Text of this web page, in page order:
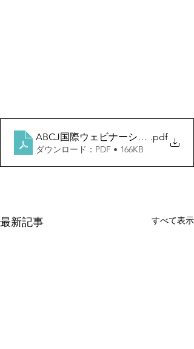
ABCJ国際ウェビナーシリーズ第３回
.pdf
ダウンロード：PDF • 166KB
最新記事 すべて表示